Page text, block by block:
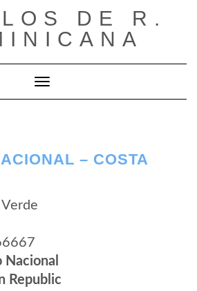
DE R.
Cambiar modo de navegación
– COSTA
Nacional
Republic